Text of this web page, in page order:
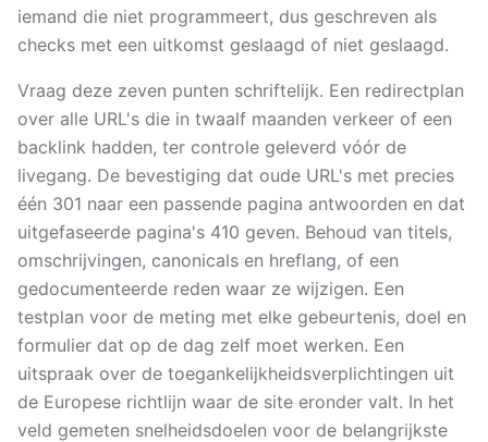
iemand die niet programmeert, dus geschreven als
checks met een uitkomst geslaagd of niet geslaagd.
Vraag deze zeven punten schriftelijk. Een redirectplan
over alle URL's die in twaalf maanden verkeer of een
backlink hadden, ter controle geleverd vóór de
livegang. De bevestiging dat oude URL's met precies
één 301 naar een passende pagina antwoorden en dat
uitgefaseerde pagina's 410 geven. Behoud van titels,
omschrijvingen, canonicals en hreflang, of een
gedocumenteerde reden waar ze wijzigen. Een
testplan voor de meting met elke gebeurtenis, doel en
formulier dat op de dag zelf moet werken. Een
uitspraak over de toegankelijkheidsverplichtingen uit
de Europese richtlijn waar de site eronder valt. In het
veld gemeten snelheidsdoelen voor de belangrijkste